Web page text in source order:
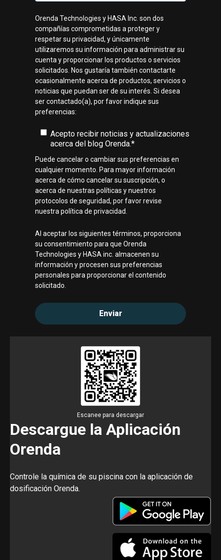
Orenda Technologies y HASA Inc. son dos
compañías comprometidas a proteger y
respetar su privacidad, y únicamente
utilizaremos su información para administrar su
cuenta y proporcionar los productos o servicios
solicitados. Nos gustaría también contactarte
ocasionalmente acerca de productos, servicios o
noticias que puedan ser de su interés. Si desea
ser contactado(a), por favor indique sus
preferencias:
Acepto recibir noticias y actualizaciones
acerca del blog Orenda.*
Puede cancelar o cambiar sus preferencias en
cualquier momento. Para mayor información
acerca de cómo cancelar su suscripción, o
acerca de nuestras políticas y nuestros
protocolos de seguridad, por favor revise
nuestra política de privacidad.
Al aceptar los siguientes términos, proporciona
su consentimiento para que Orenda
Technologies y HASA inc. almacenen su
información y procesen sus preferencias
personales para proporcionar el contenido
solicitado.
Escanee para descargar
Descargue la Aplicación
Orenda
Controle la química de su piscina con la aplicación de
dosificación Orenda.